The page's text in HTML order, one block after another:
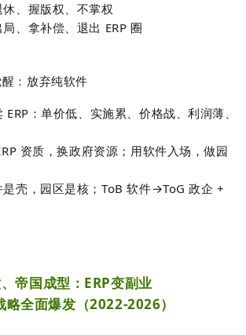
休、握版权、不掌权
、拿补偿、退出 ERP 圈
：放弃纯软件
ERP：单价低、实施累、价格战、利润薄、
资质，换政府资源；用软件入场，做园
是壳，园区是核；ToB 软件→ToG 政企 +
帝国成型：ERP变副业
略全面爆发（2022-2026）